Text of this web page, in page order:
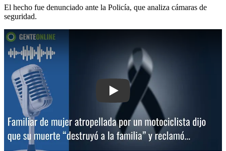
El hecho fue denunciado ante la Policía, que analiza cámaras de
seguridad.
Play: Familiar de mujer atropellada